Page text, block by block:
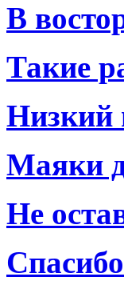
В
Такие
Низкий
Маяки
Не